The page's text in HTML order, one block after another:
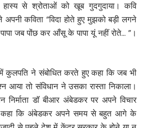
हास्य से श्रोताओं को खूब गुदगुदाया। कवि
अपनी कविता “विदा होते हुए मुझको बड़ी लगने
जब पोंछ कर आँसू के पापा यूं नहीं रोते… ”।
कुलपति ने संबोधित करते हुए कहा कि जब भी
आया तो संविधान ने उसका रास्ता निकाला।
निर्माता डॉ बीआर अंबेडकर पर अपने विचार
कहा कि अंबेडकर अपने समय से बहुत आगे के